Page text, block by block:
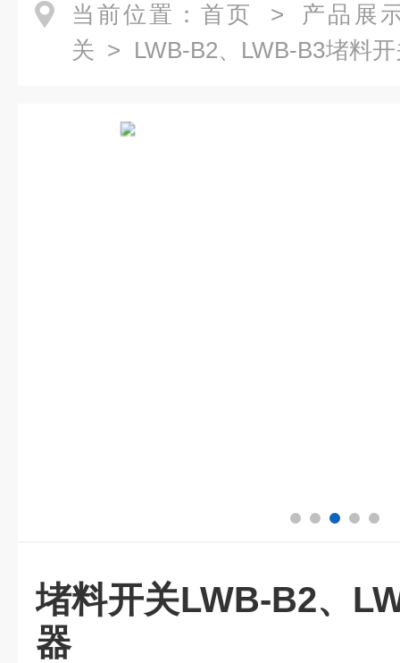
当前位置： 首页 > 产品展
关 > LWB-B2、LWB-B3堵料
堵料开关LWB-B2、
器